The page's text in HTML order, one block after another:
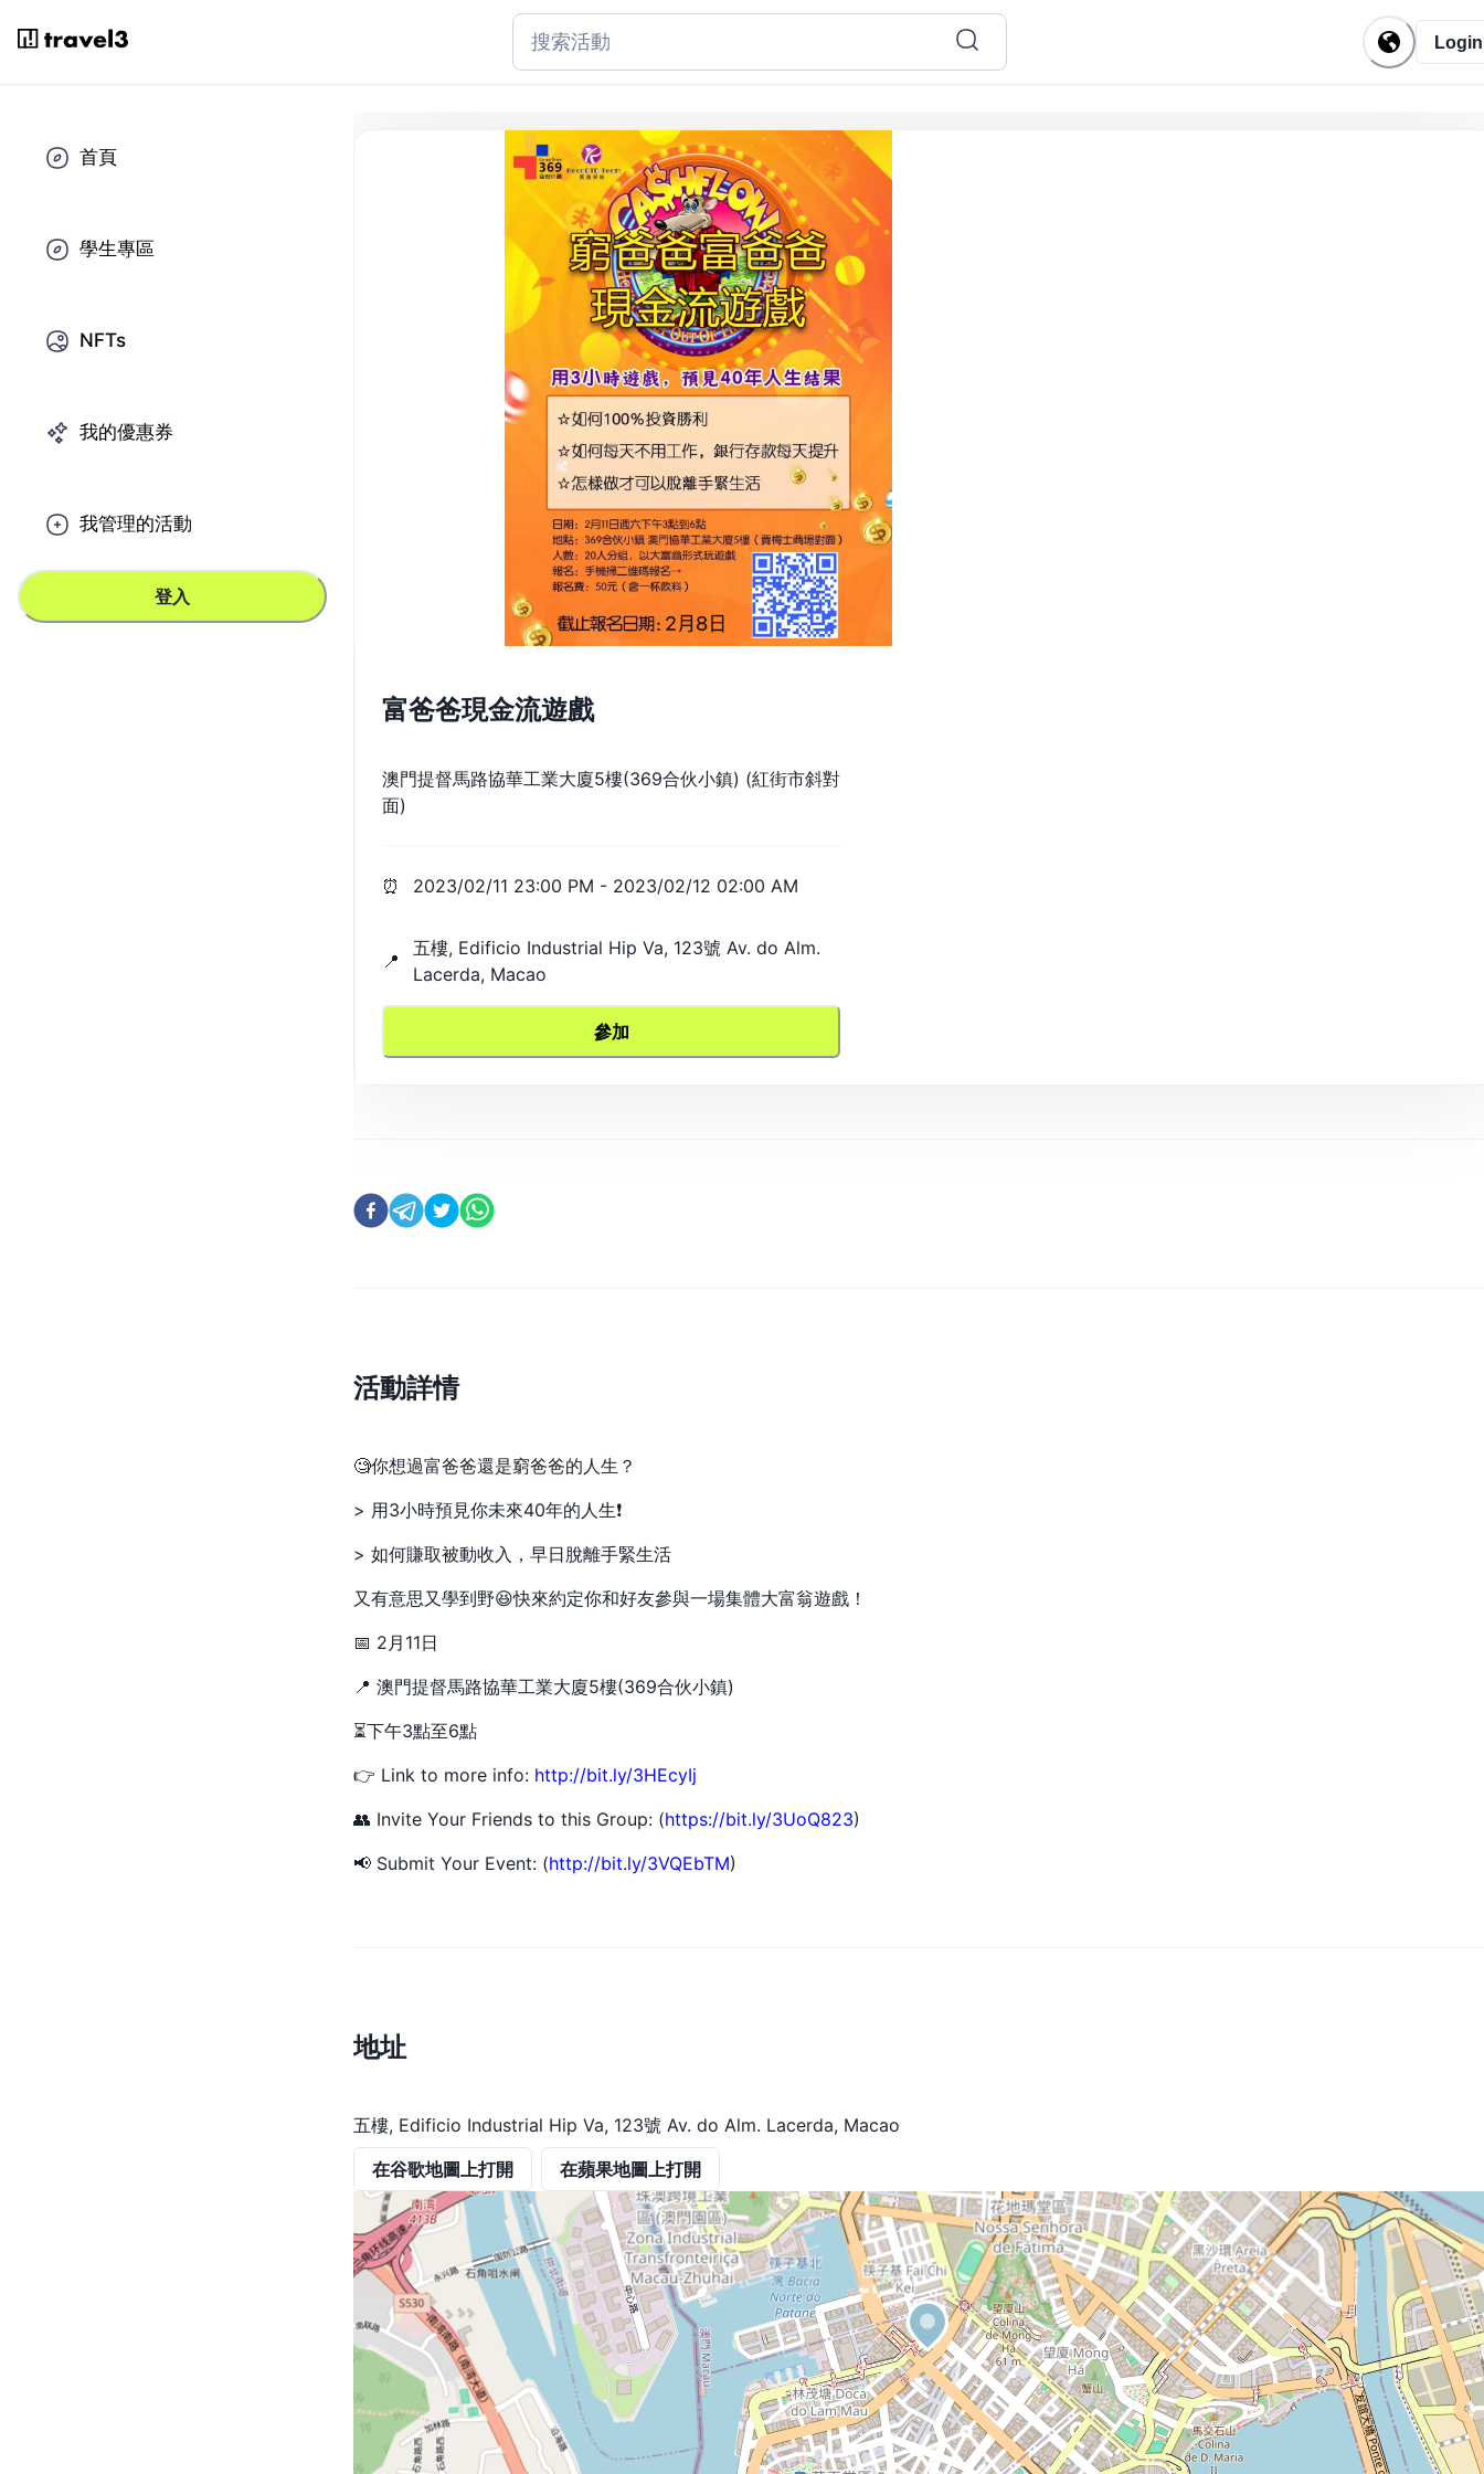
Login
首頁
學生專區
NFTs
我的優惠券
我管理的活動
登入
富爸爸現金流遊戲
澳門提督馬路協華工業大廈5樓(369合伙小鎮) (紅街市斜對
面)
⏰ 2023/02/11 23:00 PM - 2023/02/12 02:00 AM
📍
五樓, Edificio Industrial Hip Va, 123號 Av. do Alm.
Lacerda, Macao
參加
活動詳情
🧐你想過富爸爸還是窮爸爸的人生？
> 用3小時預見你未來40年的人生❗
> 如何賺取被動收入，早日脫離手緊生活
又有意思又學到野😆快來約定你和好友參與一場集體大富翁遊戲！
📅 2月11日
📍 澳門提督馬路協華工業大廈5樓(369合伙小鎮)
⏳下午3點至6點
👉 Link to more info: http://bit.ly/3HEcyIj
👥 Invite Your Friends to this Group: (https://bit.ly/3UoQ823)
📢 Submit Your Event: (http://bit.ly/3VQEbTM)
地址
五樓, Edificio Industrial Hip Va, 123號 Av. do Alm. Lacerda, Macao
在谷歌地圖上打開 在蘋果地圖上打開